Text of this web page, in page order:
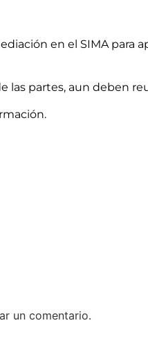
en el SIMA para
las partes, aun deben
un comentario.